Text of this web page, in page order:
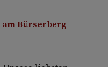
Bürserberg